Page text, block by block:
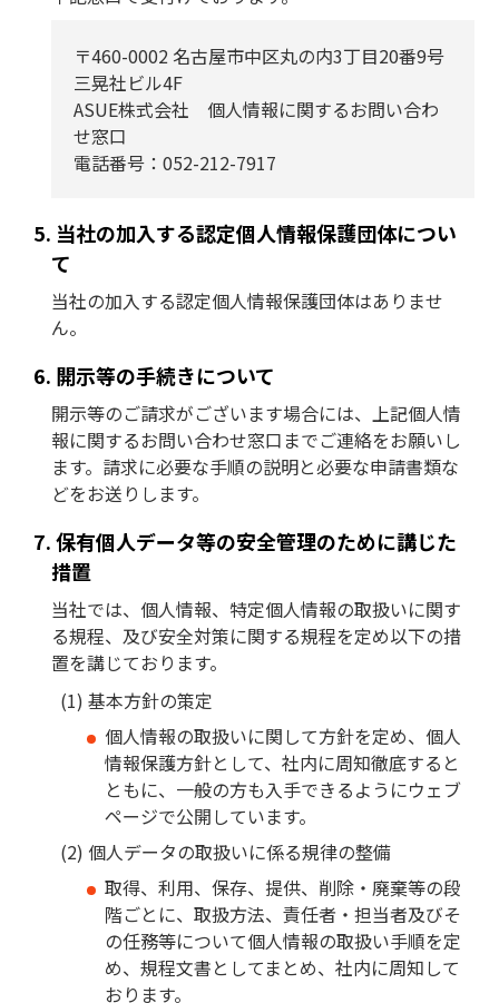
〒460-0002 名古屋市中区丸の内3丁目20番9号
三晃社ビル4F
ASUE株式会社 個人情報に関するお問い合わ
せ窓口
電話番号：052-212-7917
当社の加入する認定個人情報保護団体につい
て
当社の加入する認定個人情報保護団体はありませ
ん。
開示等の手続きについて
開示等のご請求がございます場合には、上記個人情
報に関するお問い合わせ窓口までご連絡をお願いし
ます。請求に必要な手順の説明と必要な申請書類な
どをお送りします。
保有個人データ等の安全管理のために講じた
措置
当社では、個人情報、特定個人情報の取扱いに関す
る規程、及び安全対策に関する規程を定め以下の措
置を講じております。
基本方針の策定
個人情報の取扱いに関して方針を定め、個人
情報保護方針として、社内に周知徹底すると
ともに、一般の方も入手できるようにウェブ
ページで公開しています。
個人データの取扱いに係る規律の整備
取得、利用、保存、提供、削除・廃棄等の段
階ごとに、取扱方法、責任者・担当者及びそ
の任務等について個人情報の取扱い手順を定
め、規程文書としてまとめ、社内に周知して
おります。